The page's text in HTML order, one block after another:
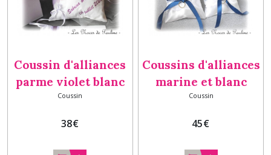
Coussin d'alliances
parme violet blanc
Personnalisé, porte-
Coussin
38€
Coussins d'alliances
marine et blanc
dentelle DUO,
Coussin
45€